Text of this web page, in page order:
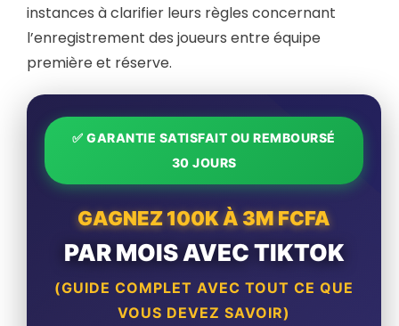
instances à clarifier leurs règles concernant
l’enregistrement des joueurs entre équipe
première et réserve.
✅ GARANTIE SATISFAIT OU REMBOURSÉ
30 JOURS
GAGNEZ 100K À 3M FCFA
PAR MOIS AVEC TIKTOK
(GUIDE COMPLET AVEC TOUT CE QUE
VOUS DEVEZ SAVOIR)